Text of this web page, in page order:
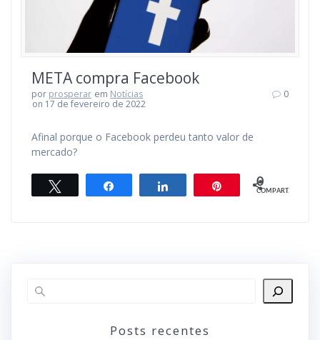
META compra Facebook
por prosperar em Notícias
on 17 de fevereiro de 2022
0
Afinal porque o Facebook perdeu tanto valor de
mercado?
Compartilhar Compartilhar 0
COMPART.
Posts recentes